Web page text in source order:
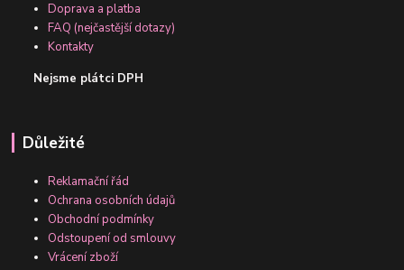
Doprava a platba
FAQ (nejčastější dotazy)
Kontakty
Nejsme plátci DPH
Důležité
Reklamační řád
Ochrana osobních údajů
Obchodní podmínky
Odstoupení od smlouvy
Vrácení zboží